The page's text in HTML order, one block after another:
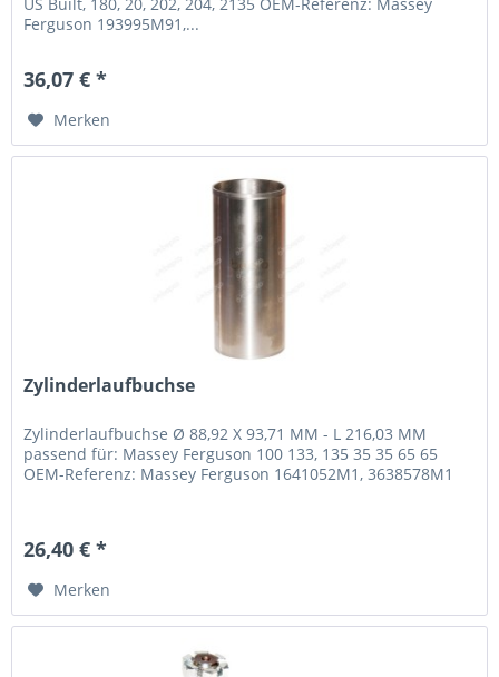
US Built, 180, 20, 202, 204, 2135 OEM-Referenz: Massey
Ferguson 193995M91,...
36,07 € *
Merken
Zylinderlaufbuchse
Zylinderlaufbuchse Ø 88,92 X 93,71 MM - L 216,03 MM
passend für: Massey Ferguson 100 133, 135 35 35 65 65
OEM-Referenz: Massey Ferguson 1641052M1, 3638578M1
26,40 € *
Merken